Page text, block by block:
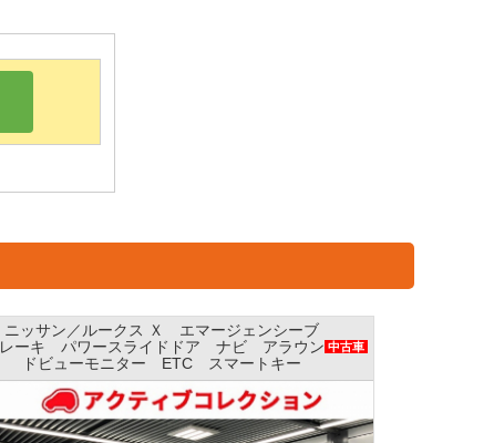
ニッサン／ルークス Ｘ エマージェンシーブレ
ーキ パワースライドドア ナビ 全方位モニ
ター AAC
中古車